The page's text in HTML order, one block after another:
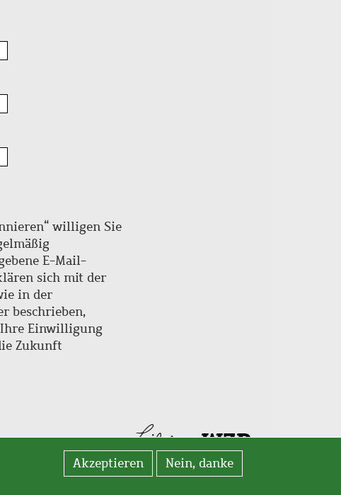
willigen Sie
E-Mail-
sich mit der
in der
beschrieben,
Ihre Einwilligung
Zukunft
Akzeptieren Nein, danke